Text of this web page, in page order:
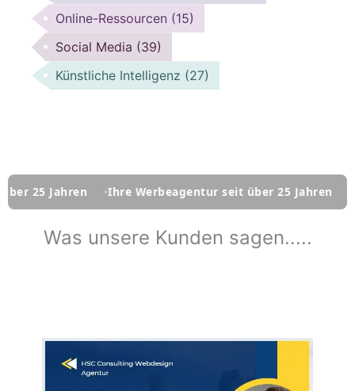
Online-Ressourcen (15)
Social Media (39)
Künstliche Intelligenz (27)
Ihre Werbeagentur seit über 25 Jahren Ihre
Was unsere Kunden sagen.....